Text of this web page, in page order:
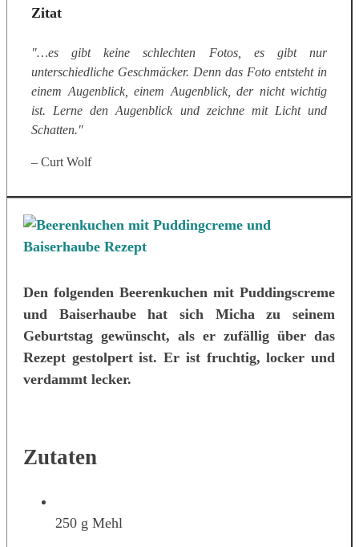
Den folgenden Beerenkuchen mit Puddingscreme
und Baiserhaube hat sich Micha zu seinem
Geburtstag gewünscht, als er zufällig über das
Rezept gestolpert ist. Er ist fruchtig, locker und
verdammt lecker.
Zutaten
250 g Mehl
Zitat
"…es gibt keine schlechten Fotos, es gibt nur
unterschiedliche Geschmäcker. Denn das Foto entsteht in
einem Augenblick, einem Augenblick, der nicht wichtig
ist. Lerne den Augenblick und zeichne mit Licht und
Schatten."
– Curt Wolf